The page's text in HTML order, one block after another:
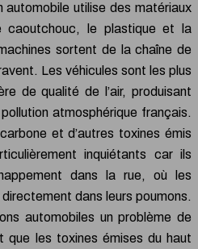
automobile utilise des matériaux
caoutchouc, le plastique et la
sortent de la chaîne de
Les véhicules sont les plus
de qualité de l’air, produisant
atmosphérique français.
et d’autres toxines émis
inquiétants car ils
dans la rue, où les
directement dans leurs poumons.
automobiles un problème de
que les toxines émises du haut